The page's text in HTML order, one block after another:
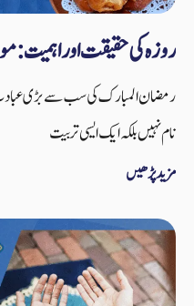
روزہ کی حقیقت اور اہمیت:
رمضان المبارک کی سب سے بڑی
نام نہیں بلکہ ایک ایسی تربیت
مزید پڑھیں